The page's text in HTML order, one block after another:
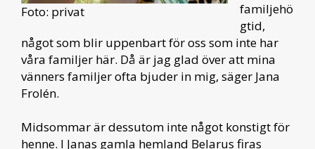
Foto: privat
familjehö
gtid,
något som blir uppenbart för oss som inte har
våra familjer här. Då är jag glad över att mina
vänners familjer ofta bjuder in mig, säger Jana
Frolén.
Midsommar är dessutom inte något konstigt för
henne. I Janas gamla hemland Belarus firas